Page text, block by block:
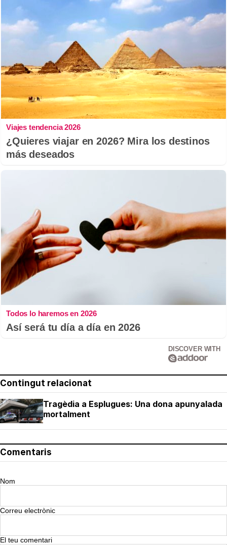
Viajes tendencia 2026
¿Quieres viajar en 2026? Mira los destinos
más deseados
Todos lo haremos en 2026
Así será tu día a día en 2026
DISCOVER WITH
Contingut relacionat
Tragèdia a Esplugues: Una dona apunyalada
mortalment
Comentaris
Nom
Correu electrònic
El teu comentari